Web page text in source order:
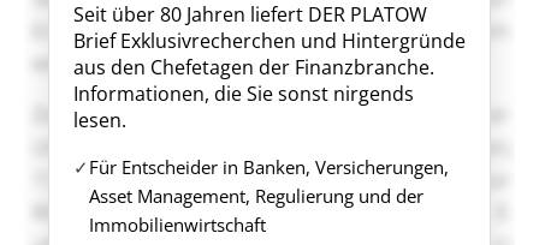
Seit über 80 Jahren liefert DER PLATOW
Brief Exklusivrecherchen und Hintergründe
aus den Chefetagen der Finanzbranche.
Informationen, die Sie sonst nirgends
lesen.
Für Entscheider in Banken, Versicherungen,
Asset Management, Regulierung und der
Immobilienwirtschaft